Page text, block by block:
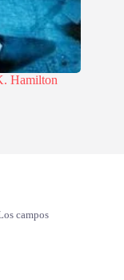
Hamilton
campos